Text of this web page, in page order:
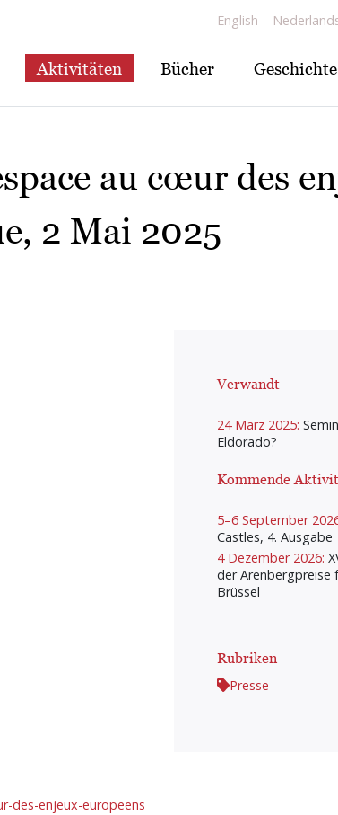
English
Aktivitäten Bücher Geschichte
au cœur des
2 Mai 2025
Verwandt
24 März 2025:
Eldorado?
Kommende
5–6 September
Castles, 4. Ausgabe
4 Dezember 2026:
der Arenbergpreise
Brüssel
Rubriken
Presse
des-enjeux-europeens